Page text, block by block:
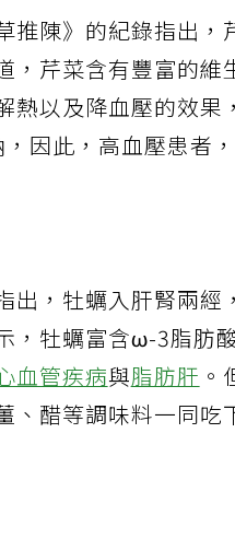
推陳》的紀錄指出
，芹菜含有豐富的維
熱以及降血壓的效
因此，高血壓患者
出，牡蠣入肝腎兩
，牡蠣富含ω-3脂肪
血管疾病與脂肪肝
、醋等調味料一同吃